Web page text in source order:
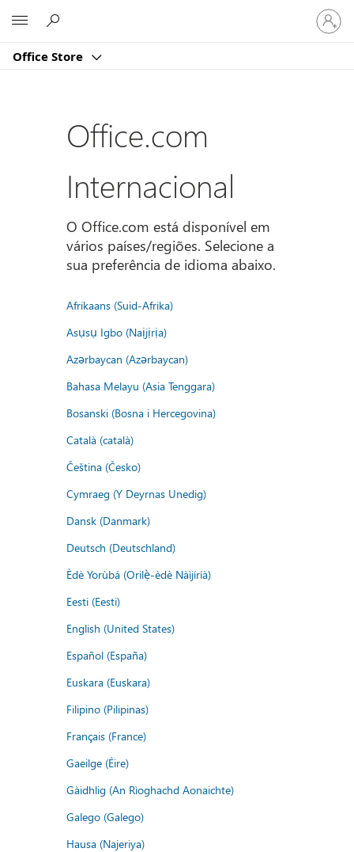
Office Store
Iniciar
sessão
na
Office.com
Internacional
O Office.com está disponível em
vários países/regiões. Selecione a
sua preferência de idioma abaixo.
Afrikaans (Suid-Afrika)
Asụsụ Igbo (Naịjịrịa)
Azərbaycan (Azərbaycan)
Bahasa Melayu (Asia Tenggara)
Bosanski (Bosna i Hercegovina)
Català (català)
Čeština (Česko)
Cymraeg (Y Deyrnas Unedig)
Dansk (Danmark)
Deutsch (Deutschland)
Èdè Yorùbá (Orilẹ̀-èdè Nàìjíríà)
Eesti (Eesti)
English (United States)
Español (España)
Euskara (Euskara)
Filipino (Pilipinas)
Français (France)
Gaeilge (Éire)
Gàidhlig (An Rìoghachd Aonaichte)
Galego (Galego)
Hausa (Najeriya)